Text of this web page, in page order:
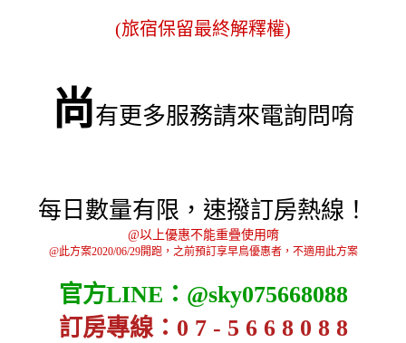
(旅宿保留最終解釋權)
尚有更多服務請來電詢問唷
每日數量有限，速撥訂房熱線！
@以上優惠不能重疊使用唷
@此方案2020/06/29開跑，之前預訂享早鳥優惠者，不適用此方案
官方LINE：@sky075668088
訂房專線：0 7 - 5 6 6 8 0 8 8